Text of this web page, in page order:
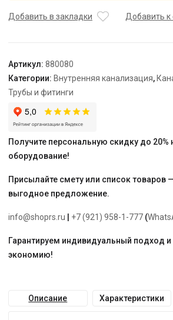
"Ostendorf"
Добавить в закладки Добавить
Артикул: 880080
Категории: Внутренняя канализация,
Трубы и фитинги
Получите персональную скидку до 20%
оборудование!
Присылайте смету или список товаров
выгодное предложение.
info@shoprs.ru +7 (921) 958-1-777 (
Гарантируем индивидуальный подход
экономию!
Описание Характеристики